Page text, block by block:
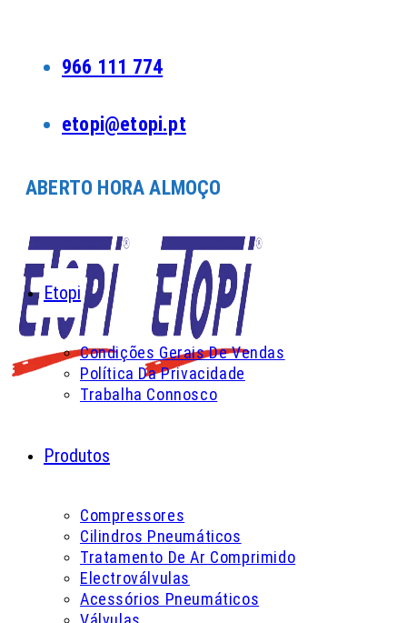
966 111 774
etopi@etopi.pt
ABERTO HORA ALMOÇO
Etopi
Condições Gerais De Vendas
Política Da Privacidade
Trabalha Connosco
Produtos
Compressores
Cilindros Pneumáticos
Tratamento De Ar Comprimido
Electroválvulas
Acessórios Pneumáticos